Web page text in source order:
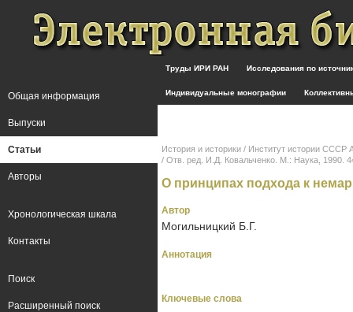
Труды ИРИ РАН Исследования по
Индивидуальные монографии
История и историки / Институт истории
/ Отв. ред. И.Д. Ковальченко. М.: Наука, 1990.
О принципах подхода к
Автор
Могильницкий Б.Г.
Аннотация
Ключевые слова
Общая информация
Выпуски
Статьи
Авторы
Хронологическая шкала
Контакты
Поиск
Расширенный поиск